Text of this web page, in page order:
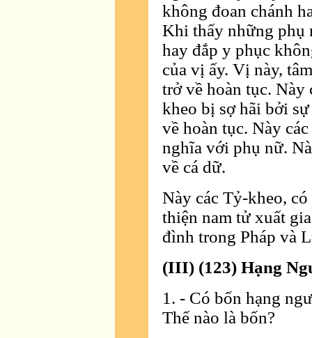
không đoan chánh
Khi thấy những phụ
hay đắp y phục
của vị ấy. Vị này,
trở về hoàn tục.
kheo bị sợ hãi bởi
về hoàn tục. Này
nghĩa với phụ nữ.
về cá dữ.
Này các Tỷ-kheo,
thiện nam tử xuất
đình trong Pháp và
(III) (123) Hạng
1. - Có bốn hạng
Thế nào là bốn?